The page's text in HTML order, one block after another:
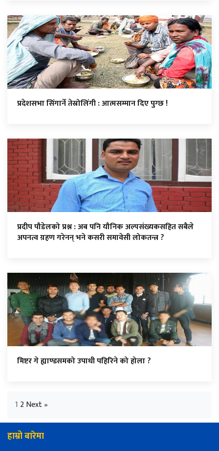
प्रदेशसभा सिंगार्ने तेस्रोलिंगी : आत्मसम्मान दिए पुग्छ !
प्रदीप पौडेलको प्रश्न : अब पनि यौनिक अल्पसंख्यकसहित सबैले
अपनत्व ग्रहण गरेनन् भने कसरी समावेसी लोकतन्त्र ?
मिष्टर गे ह्याण्डसमको उपाधी पहिरिने को होला ?
1 2Next »
हाम्रो बारेमा